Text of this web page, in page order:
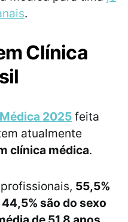
.
Clínica
2025 feita
atualmente
clínica médica.
55,5%
44,5% são do sexo